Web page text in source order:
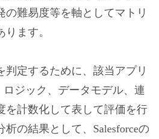
の難易度等を軸としてマトリ
ます。
判定するために、該当アプリ
ジック、データモデル、連
を計数化して表して評価を行
析の結果として、Salesforceの